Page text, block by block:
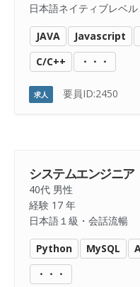
日本語ネイティブレベル
JAVA Javascript
C/C++
・・・
求人 要員ID:2450
システムエンジニア
40代 男性
経験 17 年
日本語１級・会話流暢
Python MySQL
・・・